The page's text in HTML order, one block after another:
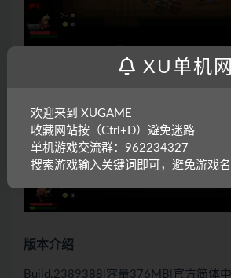
版本介绍
Build.2389388|容量376MB|官方简体
XU单机网
欢迎来到 XUGAME
收藏网站按（Ctrl+D）避免迷路
单机游戏交流群：962234327
搜索游戏输入关键词即可，避免游戏